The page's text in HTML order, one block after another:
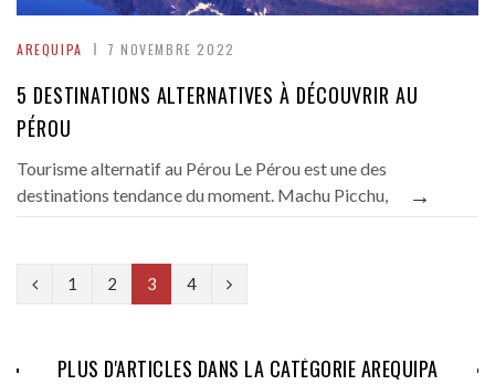
AREQUIPA 7 NOVEMBRE 2022
5 DESTINATIONS ALTERNATIVES À DÉCOUVRIR AU
PÉROU
Tourisme alternatif au Pérou Le Pérou est une des
destinations tendance du moment. Machu Picchu,
→
P
1 2 3 4
N
x
PLUS D'ARTICLES DANS LA CATÉGORIE AREQUIPA